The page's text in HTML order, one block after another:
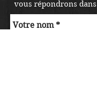
vous répondrons dans